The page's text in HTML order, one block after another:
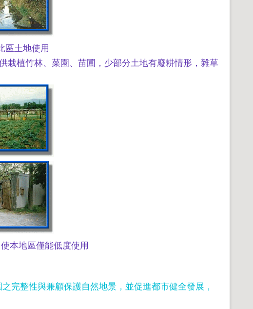
區土地使用
栽植竹林、菜園、苗圃，少部分土地有廢耕情形，雜草
本地區僅能低度使用
完整性與兼顧保護自然地景，並促進都市健全發展，